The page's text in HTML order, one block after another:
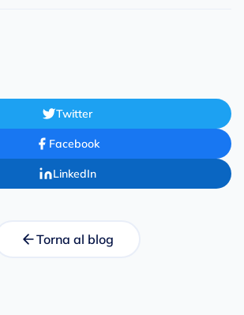
Twitter
Facebook
LinkedIn
Torna al blog